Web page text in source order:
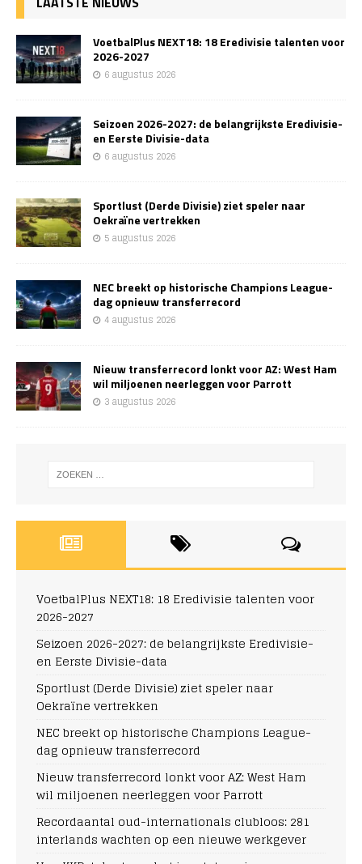
VoetbalPlus NEXT18: 18 Eredivisie talenten voor
2026-2027
6 augustus 2026
Seizoen 2026-2027: de belangrijkste Eredivisie-
en Eerste Divisie-data
6 augustus 2026
Sportlust (Derde Divisie) ziet speler naar
Oekraïne vertrekken
5 augustus 2026
NEC breekt op historische Champions League-
dag opnieuw transferrecord
4 augustus 2026
Nieuw transferrecord lonkt voor AZ: West Ham
wil miljoenen neerleggen voor Parrott
3 augustus 2026
VoetbalPlus NEXT18: 18 Eredivisie talenten voor
2026-2027
Seizoen 2026-2027: de belangrijkste Eredivisie-
en Eerste Divisie-data
Sportlust (Derde Divisie) ziet speler naar
Oekraïne vertrekken
NEC breekt op historische Champions League-
dag opnieuw transferrecord
Nieuw transferrecord lonkt voor AZ: West Ham
wil miljoenen neerleggen voor Parrott
Recordaantal oud-internationals clubloos: 281
interlands wachten op een nieuwe werkgever